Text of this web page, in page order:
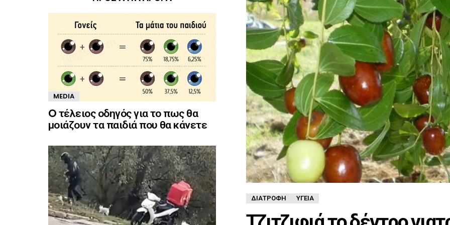
ΔΙΑΤΡΟΦΉ ΥΓΕΊΑ
MEDIA
O τέλειος οδηγός για το πως θα
μοιάζουν τα παιδιά που θα κάνετε